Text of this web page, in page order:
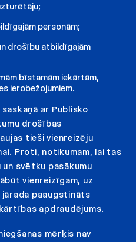
personām;
drošību atbildīgajām
bīstamām iekārtām,
ierobežojumiem.
ar Publisko
drošības
tieši vienreizēju
Proti, notikumam, lai tas
un svētku pasākumu
vienreizīgam, uz
paaugstināts
apdraudējums.
mērķis nav